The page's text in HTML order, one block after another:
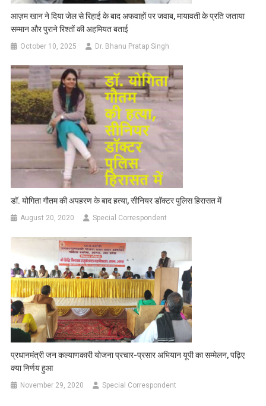
आज़म खान ने दिया जेल से रिहाई के बाद अफवाहों पर जवाब, मायावती के प्रति जताया
सम्मान और पुराने रिश्तों की अहमियत बताई
October 10, 2025 Dr. Bhanu Pratap Singh
डॉ. योगिता गौतम की अपहरण के बाद हत्या, सीनियर डॉक्टर पुलिस हिरासत में
August 20, 2020 Special Correspondent
प्रधानमंत्री जन कल्याणकारी योजना प्रचार-प्रसार अभियान यूपी का सम्मेलन, पढ़िए
क्या निर्णय हुआ
November 29, 2020 Special Correspondent